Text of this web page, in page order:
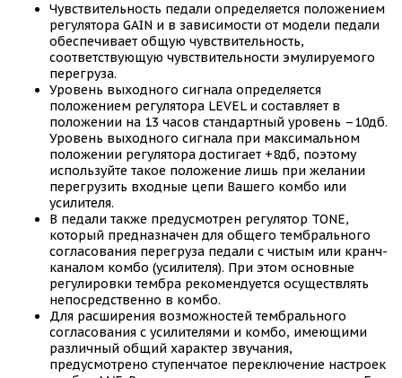
Чувствительность педали определяется положением
регулятора GAIN и в зависимости от модели педали
обеспечивает общую чувствительность,
соответствующую чувствительности эмулируемого
перегруза.
Уровень выходного сигнала определяется
положением регулятора LEVEL и составляет в
положении на 13 часов стандартный уровень –10дб.
Уровень выходного сигнала при максимальном
положении регулятора достигает +8дб, поэтому
используйте такое положение лишь при желании
перегрузить входные цепи Вашего комбо или
усилителя.
В педали также предусмотрен регулятор TONE,
который предназначен для общего тембрального
согласования перегруза педали с чистым или кранч-
каналом комбо (усилителя). При этом основные
регулировки тембра рекомендуется осуществлять
непосредственно в комбо.
Для расширения возможностей тембрального
согласования с усилителями и комбо, имеющими
различный общий характер звучания,
предусмотрено ступенчатое переключение настроек